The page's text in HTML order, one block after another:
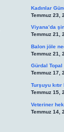
Kadınlar
Temmuz 23,
Viyana’da
Temmuz 21,
Balon jöle
Temmuz 21,
Gürdal
Temmuz 17,
Turşuyu
Temmuz 15,
Veteriner
Temmuz 14,